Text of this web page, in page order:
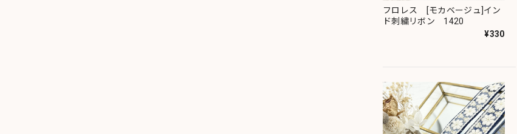
フロレス [モカベージュ]イン
ド刺繍リボン 1420
¥330